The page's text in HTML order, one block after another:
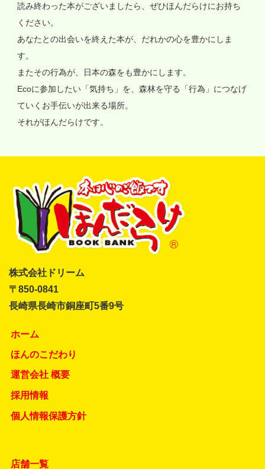
読み終わった本がございましたら、ぜひほんだらけにお持ち
ください。
あなたとの出会いを終えた本が、だれかの心を豊かにしま
す。
またその行為が、日本の森をも豊かにします。
Ecoに参加したい「気持ち」を、森林を守る「行為」につなげ
ていくお手伝いが出来る場所。
それがほんだらけです。
株式会社ドリーム
〒850-0841
長崎県長崎市銅座町5番9号
ホーム
ほんのこだわり
運営会社 概要
採用情報
個人情報保護方針
店舗一覧